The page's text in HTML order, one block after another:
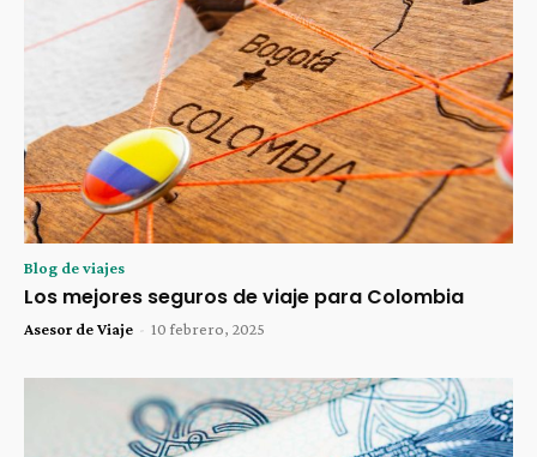
Blog de viajes
Los mejores seguros de viaje para Colombia
Asesor de Viaje - 10 febrero, 2025